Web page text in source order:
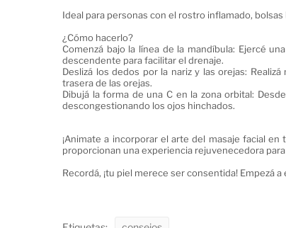
Ideal para personas con el rostro inflamado,
¿Cómo hacerlo?
Comenzá bajo la línea de la mandíbula: Ejercé
descendente para facilitar el drenaje.
Deslizá los dedos por la nariz y las orejas:
trasera de las orejas.
Dibujá la forma de una C en la zona orbital:
descongestionando los ojos hinchados.
¡Animate a incorporar el arte del masaje facial
proporcionan una experiencia rejuvenecedora
Recordá, ¡tu piel merece ser consentida! Empezá